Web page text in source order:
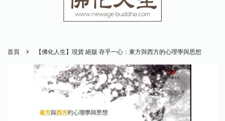
首頁 › 【佛化人生】現貨 絕版 存乎一心：東方與西方的心理學與思想